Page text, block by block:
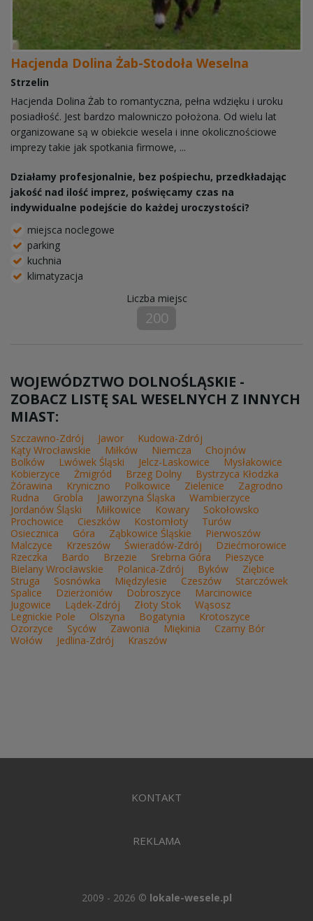
Hacjenda Dolina Żab-Stodoła Weselna
Strzelin
Hacjenda Dolina Żab to romantyczna, pełna wdzięku i uroku
posiadłość. Jest bardzo malowniczo położona. Od wielu lat
organizowane są w obiekcie wesela i inne okolicznościowe
imprezy takie jak spotkania firmowe, ...
Działamy profesjonalnie, bez pośpiechu, przedkładając
jakość nad ilość imprez, poświęcamy czas na
indywidualne podejście do każdej uroczystości?
miejsca noclegowe
parking
kuchnia
klimatyzacja
Liczba miejsc
200
WOJEWÓDZTWO DOLNOŚLĄSKIE -
ZOBACZ LISTĘ SAL WESELNYCH Z INNYCH
MIAST:
Szczawno-Zdrój Jawor
Kudowa-Zdrój
Kąty Wrocławskie
Miłków Niemcza
Chojnów
Bolków
Lwówek Śląski Jelcz-Laskowice
Mysłakowice
Kobierzyce
Żmigród Brzeg Dolny
Bystrzyca Kłodzka
Żórawina
Kryniczno Polkowice Zielenice
Zagrodno
Rudna
Grobla Jaworzyna Śląska
Wambierzyce
Jordanów Śląski
Miłkowice Kowary
Sokołowsko
Prochowice
Cieszków Kostomłoty
Turów
Osiecznica
Góra Ząbkowice Śląskie
Pierwoszów
Malczyce
Krzeszów Świeradów-Zdrój
Dziećmorowice
Rzeczka
Bardo Brzezie Srebrna Góra
Pieszyce
Bielany Wrocławskie
Polanica-Zdrój Byków
Ziębice
Struga
Sosnówka Międzylesie Czeszów
Starczówek
Spalice
Dzierżoniów Dobroszyce
Marcinowice
Jugowice
Lądek-Zdrój Złoty Stok
Wąsosz
Legnickie Pole
Olszyna Bogatynia
Krotoszyce
Ozorzyce
Syców Zawonia Miękinia
Czarny Bór
Wołów
Jedlina-Zdrój Kraszów
KONTAKT
REKLAMA
2009 - 2026 © lokale-wesele.pl